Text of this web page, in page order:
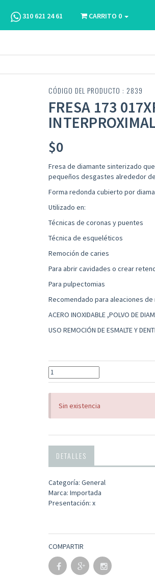
310 621 24 61 CARRITO 0
CÓDIGO DEL PRODUCTO : 2839
FRESA 173
$0
Fresa de diamante sinterizado
pequeños desgastes alrededor
Forma redonda cubierto por
Utilizado en:
Técnicas de coronas y puentes
Técnica de esqueléticos
Remoción de caries
Para abrir cavidades o crear
Para pulpectomias
Recomendado para aleaciones
ACERO INOXIDABLE ,POLVO DE
USO REMOCIÓN DE ESMALTE Y
Sin existencia
DETALLES
Categoría: General
Marca: Importada
Presentación: x
COMPARTIR